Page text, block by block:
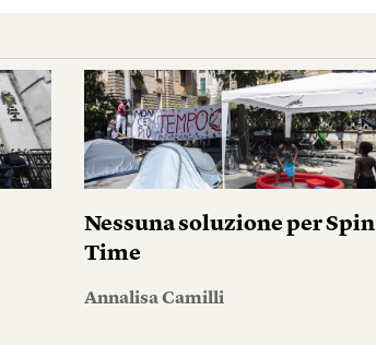
Nessuna soluzione per Spin
Time
Annalisa Camilli